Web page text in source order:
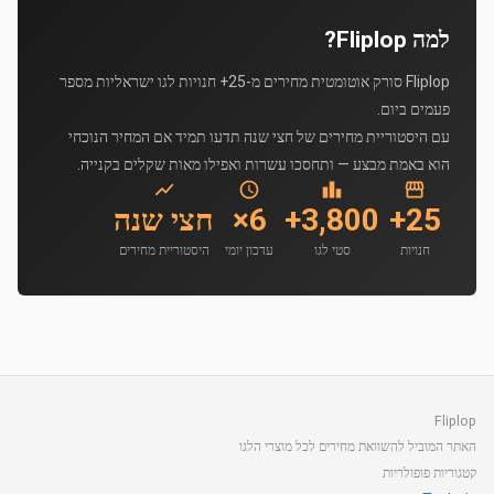
למה Fliplop?
Fliplop סורק אוטומטית מחירים מ-25+ חנויות לגו ישראליות מספר
פעמים ביום.
עם היסטוריית מחירים של חצי שנה תדעו תמיד אם המחיר הנוכחי
הוא באמת מבצע — ותחסכו עשרות ואפילו מאות שקלים בקנייה.
25+
חנויות
3,800+
סטי לגו
6×
עדכון יומי
חצי שנה
היסטוריית מחירים
Fliplop
האתר המוביל להשוואת מחירים לכל מוצרי הלגו
קטגוריות פופולריות